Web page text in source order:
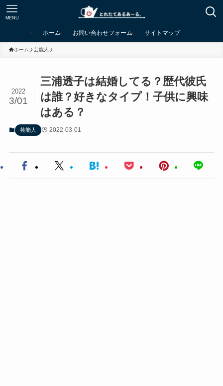
MENU
ホーム お問い合わせフォーム サイトマップ
ホーム 芸能人
三浦透子は結婚してる？歴代彼氏
は誰？好きなタイプ！子供に興味
はある？
2022
3/01
芸能人 2022-03-01